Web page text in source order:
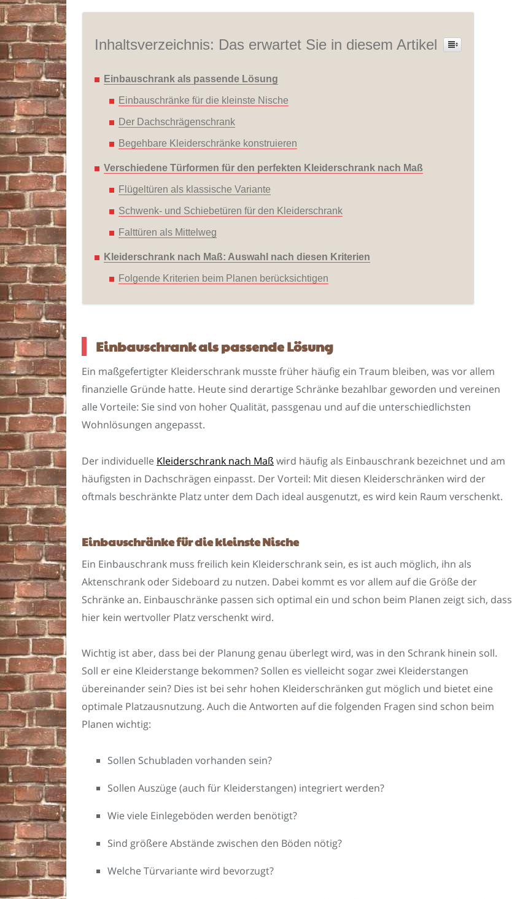
Inhaltsverzeichnis: Das erwartet Sie in diesem Artikel
Einbauschrank als passende Lösung
Einbauschränke für die kleinste Nische
Der Dachschrägenschrank
Begehbare Kleiderschränke konstruieren
Verschiedene Türformen für den perfekten Kleiderschrank nach Maß
Flügeltüren als klassische Variante
Schwenk- und Schiebetüren für den Kleiderschrank
Falttüren als Mittelweg
Kleiderschrank nach Maß: Auswahl nach diesen Kriterien
Folgende Kriterien beim Planen berücksichtigen
Einbauschrank als passende Lösung
Ein maßgefertigter Kleiderschrank musste früher häufig ein Traum bleiben, was vor allem
finanzielle Gründe hatte. Heute sind derartige Schränke bezahlbar geworden und vereinen
alle Vorteile: Sie sind von hoher Qualität, passgenau und auf die unterschiedlichsten
Wohnlösungen angepasst.
Der individuelle Kleiderschrank nach Maßwird häufig als Einbauschrank bezeichnet und am
häufigsten in Dachschrägen einpasst. Der Vorteil: Mit diesen Kleiderschränken wird der
oftmals beschränkte Platz unter dem Dach ideal ausgenutzt, es wird kein Raum verschenkt.
Einbauschränke für die kleinste Nische
Ein Einbauschrank muss freilich kein Kleiderschrank sein, es ist auch möglich, ihn als
Aktenschrank oder Sideboard zu nutzen. Dabei kommt es vor allem auf die Größe der
Schränke an. Einbauschränke passen sich optimal ein und schon beim Planen zeigt sich, dass
hier kein wertvoller Platz verschenkt wird.
Wichtig ist aber, dass bei der Planung genau überlegt wird, was in den Schrank hinein soll.
Soll er eine Kleiderstange bekommen? Sollen es vielleicht sogar zwei Kleiderstangen
übereinander sein? Dies ist bei sehr hohen Kleiderschränken gut möglich und bietet eine
optimale Platzausnutzung. Auch die Antworten auf die folgenden Fragen sind schon beim
Planen wichtig:
Sollen Schubladen vorhanden sein?
Sollen Auszüge (auch für Kleiderstangen) integriert werden?
Wie viele Einlegeböden werden benötigt?
Sind größere Abstände zwischen den Böden nötig?
Welche Türvariante wird bevorzugt?